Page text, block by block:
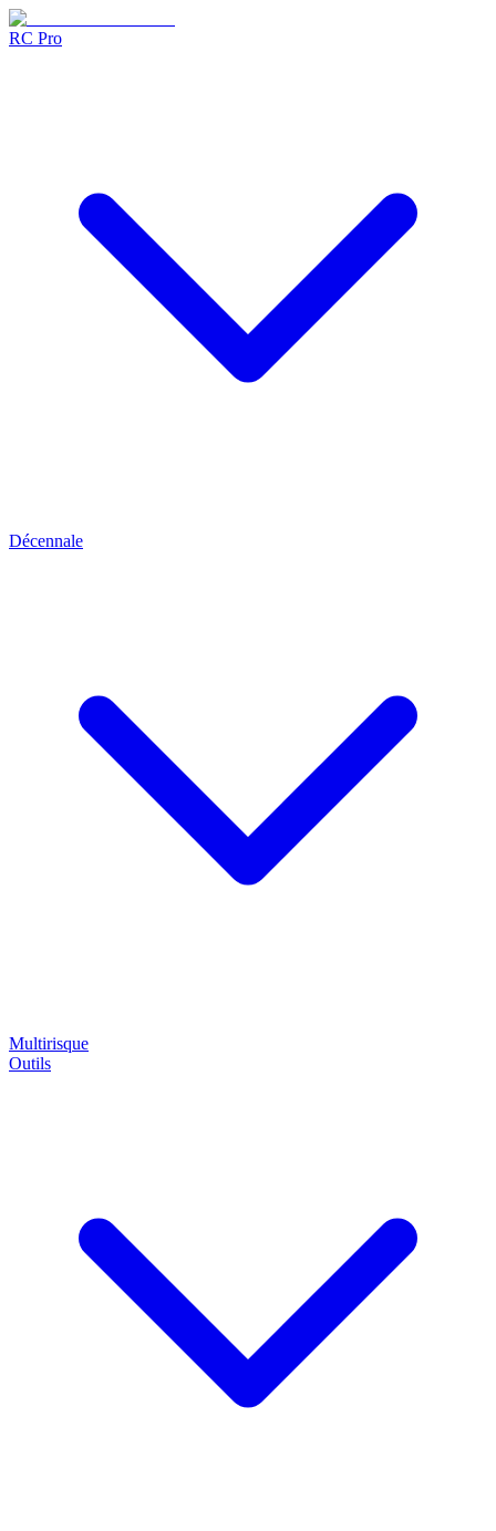
RC Pro
Décennale
Multirisque
Outils